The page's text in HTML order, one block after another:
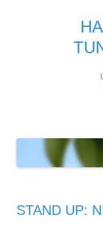
STAND UP: